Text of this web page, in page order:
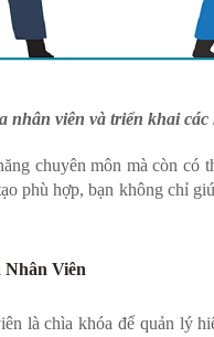
nhân viên và triển khai
chuyên môn mà còn có
phù hợp, bạn không chỉ
Viên
là chìa khóa để quản lý